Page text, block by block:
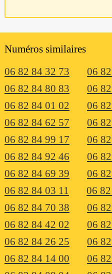
Numéros similaires
06 82 84 32 73
06
06 82 84 80 83
06
06 82 84 01 02
06
06 82 84 62 57
06
06 82 84 99 17
06
06 82 84 92 46
06
06 82 84 69 39
06
06 82 84 03 11
06
06 82 84 70 38
06
06 82 84 42 02
06
06 82 84 26 25
06
06 82 84 14 00
06